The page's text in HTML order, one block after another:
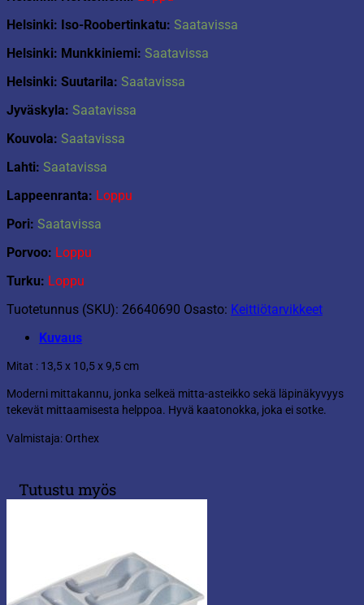
Helsinki: Iso-Roobertinkatu: Saatavissa
Helsinki: Munkkiniemi: Saatavissa
Helsinki: Suutarila: Saatavissa
Jyväskyla: Saatavissa
Kouvola: Saatavissa
Lahti: Saatavissa
Lappeenranta: Loppu
Pori: Saatavissa
Porvoo: Loppu
Turku: Loppu
Tuotetunnus (SKU): 26640690 Osasto: Keittiötarvikkeet
Kuvaus
Mitat : 13,5 x 10,5 x 9,5 cm
Moderni mittakannu, jonka selkeä mitta-asteikko sekä läpinäkyvyys
tekevät mittaamisesta helppoa. Hyvä kaatonokka, joka ei sotke.
Valmistaja: Orthex
Tutustu myös